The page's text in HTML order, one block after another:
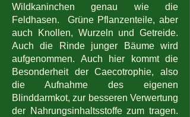
Wildkaninchen genau wie die
Feldhasen. Grüne Pflanzenteile, aber
auch Knollen, Wurzeln und Getreide.
Auch die Rinde junger Bäume wird
aufgenommen. Auch hier kommt die
Besonderheit der Caecotrophie, also
die Aufnahme des eigenen
Blinddarmkot, zur besseren Verwertung
der Nahrungsinhaltsstoffe zum tragen.